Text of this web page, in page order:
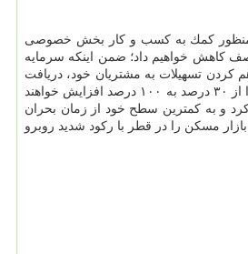
به منظور كمك به كسب و كار بخش خصوصی
بن خلیفه الثانی» نخست وزیر قطر اعلام نمود: اجاره بهای شركت ها را در مناطق لجستیك در سال ۲۰۱۸ و ۲۰۱۹ میلادی به نصف كاهش خواهیم داد؛ ضمن اینكه سرمایه
كردن تسهیلات به مشتریان خود، دریافت
اقساط وام را تا ۶ ماه برای پروژه های بخش صنعتی به تعویق می اندازد. همینطور نخست وزیر قطر اظهار داشت: تمامی وزارتخانه ها و دستگاه های دولتی، توان تولید محلی خویش را از ۳۰ درصد به ۱۰۰ درصد افزایش خواهند
كشور در سه ماه دوم سال جاری میلادی در مقایسه با مدت مشابه سال قبل، فقط ۶ دهم درصد رشد پیدا كرد و به كمترین سطح خود از زمان بحران
مسكن را در قطر با ركود شدید روبرو